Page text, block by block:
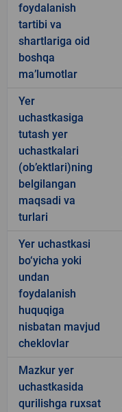
foydalanish
tartibi va
shartlariga oid
boshqa
ma’lumotlar
Yer
uchastkasiga
tutash yer
uchastkalari
(ob’ektlari)ning
belgilangan
maqsadi va
turlari
Yer uchastkasi
bo‘yicha yoki
undan
foydalanish
huquqiga
nisbatan mavjud
cheklovlar
Mazkur yer
uchastkasida
qurilishga ruxsat